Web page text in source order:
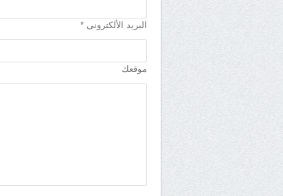
البريد الألكترونى *
موقعك